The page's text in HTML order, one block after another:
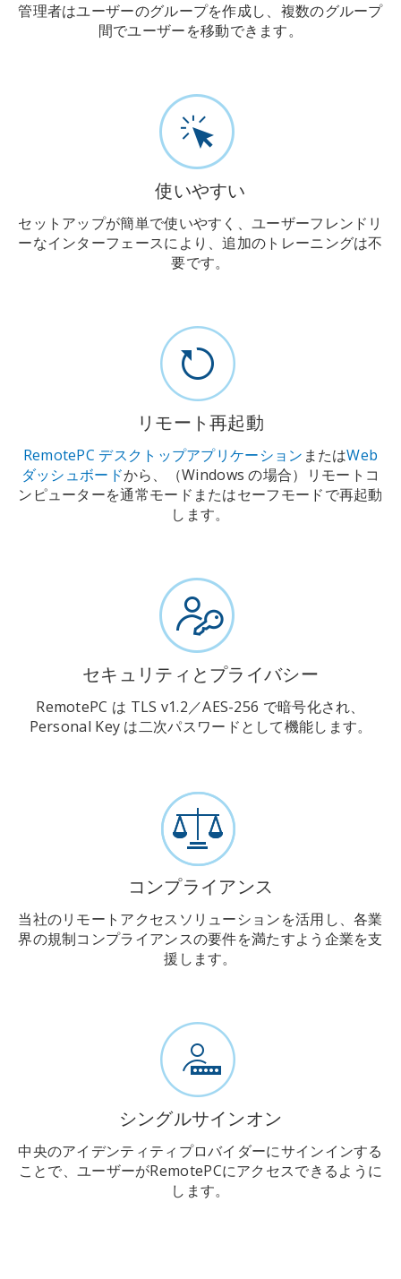
管理者はユーザーのグループを作成し、複数のグループ
間でユーザーを移動できます。
使いやすい
セットアップが簡単で使いやすく、ユーザーフレンドリ
ーなインターフェースにより、追加のトレーニングは不
要です。
リモート再起動
RemotePC デスクトップアプリケーション またはWeb
ダッシュボードから、（Windows の場合）リモートコ
ンピューターを通常モードまたはセーフモードで再起動
します。
セキュリティとプライバシー
RemotePC は TLS v1.2／AES-256 で暗号化され、
Personal Key は二次パスワードとして機能します。
コンプライアンス
当社のリモートアクセスソリューションを活用し、各業
界の規制コンプライアンスの要件を満たすよう企業を支
援します。
シングルサインオン
中央のアイデンティティプロバイダーにサインインする
ことで、ユーザーがRemotePCにアクセスできるように
します。